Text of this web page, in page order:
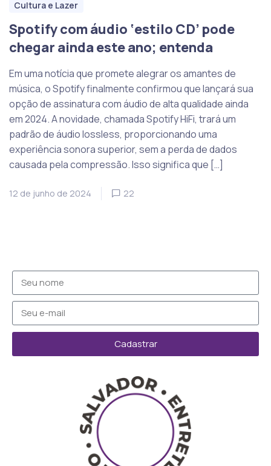
Cultura e Lazer
Spotify com áudio ‘estilo CD’ pode
chegar ainda este ano; entenda
Em uma notícia que promete alegrar os amantes de
música, o Spotify finalmente confirmou que lançará sua
opção de assinatura com áudio de alta qualidade ainda
em 2024. A novidade, chamada Spotify HiFi, trará um
padrão de áudio lossless, proporcionando uma
experiência sonora superior, sem a perda de dados
causada pela compressão. Isso significa que […]
12 de junho de 2024 22
Cadastrar